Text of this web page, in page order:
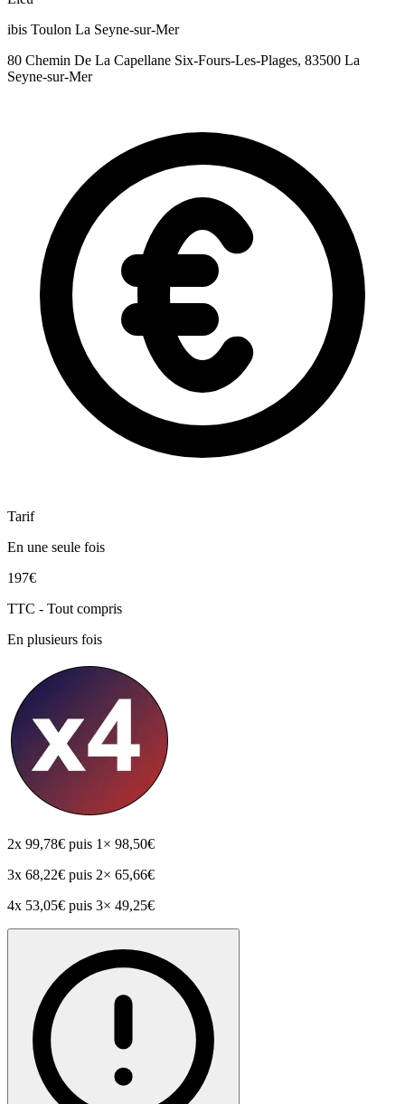
ibis Toulon La Seyne-sur-Mer
80 Chemin De La Capellane Six-Fours-Les-Plages, 83500 La
Seyne-sur-Mer
Tarif
En une seule fois
197€
TTC - Tout compris
En plusieurs fois
2x 99,78€ puis 1× 98,50€
3x 68,22€ puis 2× 65,66€
4x 53,05€ puis 3× 49,25€